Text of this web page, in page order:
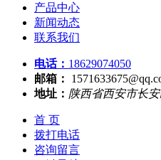
产品中心
新闻动态
联系我们
电话： 18629074050
邮箱：
地址： 陕西省西安市长
首 页
拨打电话
咨询留言